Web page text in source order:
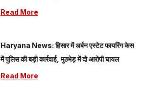
Read More
Haryana News: हिसार में अर्बन एस्टेट फायरिंग केस
में पुलिस की बड़ी कार्रवाई, मुठभेड़ में दो आरोपी घायल
Read More